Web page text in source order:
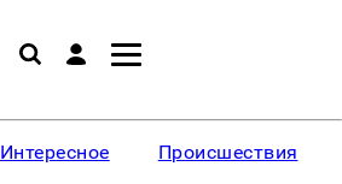
Интересное Происшествия